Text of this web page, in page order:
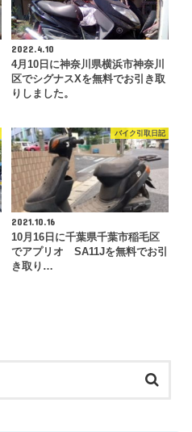
2022.4.10
4月10日に神奈川県横浜市神奈川
区でシグナスXを無料でお引き取
りしました。
バイク引取日記
2021.10.16
10月16日に千葉県千葉市稲毛区
でアプリオ SA11Jを無料でお引
き取り…